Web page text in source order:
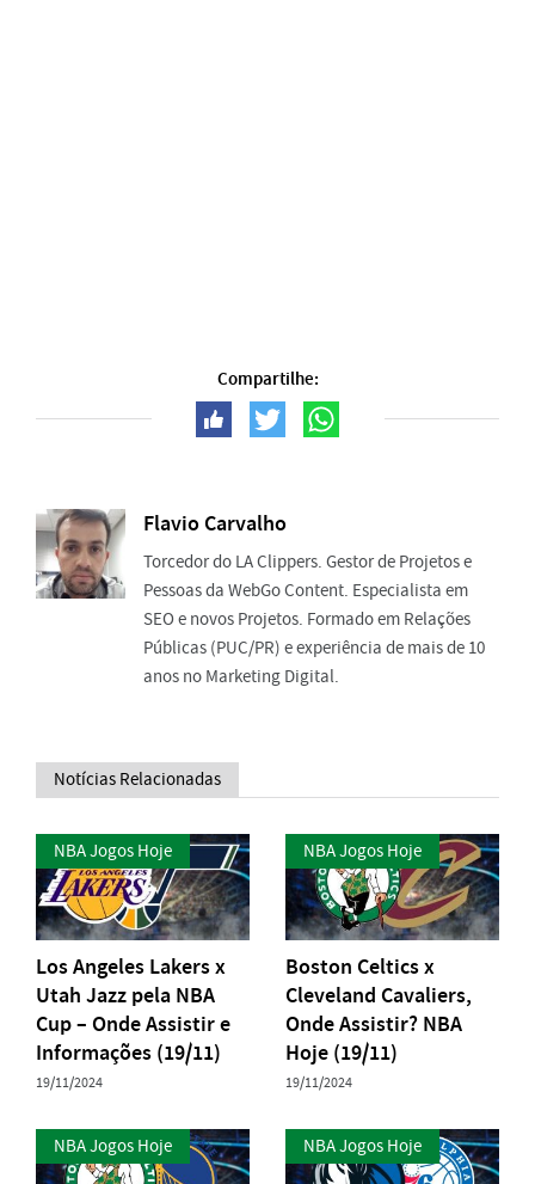
Compartilhe:
Flavio Carvalho
Torcedor do LA Clippers. Gestor de Projetos e
Pessoas da WebGo Content. Especialista em
SEO e novos Projetos. Formado em Relações
Públicas (PUC/PR) e experiência de mais de 10
anos no Marketing Digital.
Notícias Relacionadas
NBA Jogos Hoje
Los Angeles Lakers x
Utah Jazz pela NBA
Cup – Onde Assistir e
Informações (19/11)
19/11/2024
NBA Jogos Hoje
Boston Celtics x
Cleveland Cavaliers,
Onde Assistir? NBA
Hoje (19/11)
19/11/2024
NBA Jogos Hoje NBA Jogos Hoje